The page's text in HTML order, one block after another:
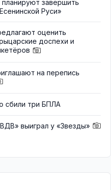
планируют завершить
Руси»
оценить
доспехи и
на перепись
сбили три БПЛА
выиграл у «Звезды»